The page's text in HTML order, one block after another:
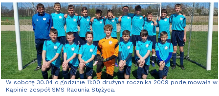
Dwunaste z rzędu ligowe
zwycięstwo w wykonaniu rocznika
2009!
01.05.2022
W sobotę 30.04 o godzinie 11:00 drużyna rocznika 2009 podejmowała w
Kąpinie zespół SMS Radunia Stężyca.